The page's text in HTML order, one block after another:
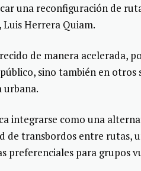
una reconfiguración de
Herrera Quiam.
de manera acelerada,
sino también en otros
urbana.
integrarse como una
de transbordos entre rutas,
preferenciales para grupos